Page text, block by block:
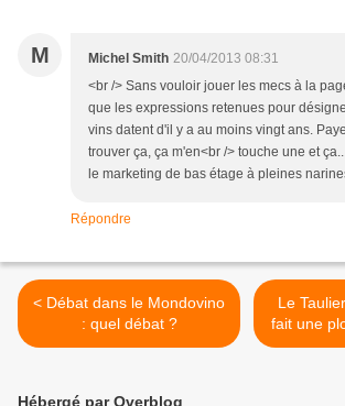
M Michel Smith 20/04/2013 08:31
<br /> Sans vouloir jouer les mecs à la
que les expressions retenues pour
vins datent d'il y a au moins vingt ans.
trouver ça, ça m'en<br /> touche une et
le marketing de bas étage à pleines
Répondre
< Débat dans le Mondovino
: quel débat ?
Le
fait une
Ouest le
Hébergé par Overblog